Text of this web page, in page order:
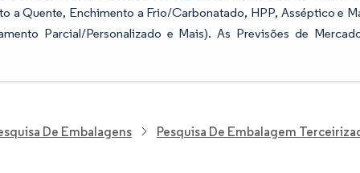
a Quente, Enchimento a Frio/Carbonatado, HPP, Asséptico e
Parcial/Personalizado e Mais). As Previsões de
De Embalagens Pesquisa De Embalagem